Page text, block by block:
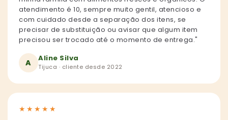
atendimento é 10, sempre muito gentil, atencioso e
com cuidado desde a separação dos itens, se
precisar de substituição ou avisar que algum item
precisou ser trocado até o momento de entrega."
A Aline Silva
Tijuca · cliente desde 2022
★ ★ ★ ★ ★